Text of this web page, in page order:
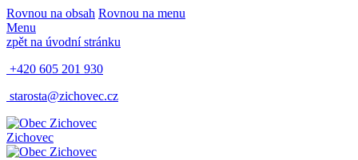
Rovnou na obsah Rovnou na menu
Menu
zpět na úvodní stránku
+420 605 201 930
starosta@zichovec.cz
Zichovec